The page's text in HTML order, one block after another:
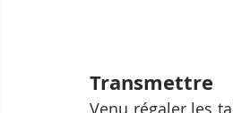
Transmettre